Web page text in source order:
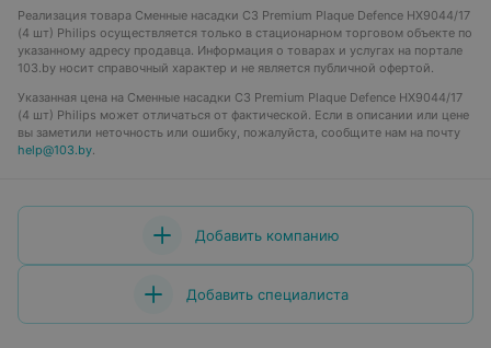
Реализация товара Сменные насадки C3 Premium Plaque Defence HX9044/17
(4 шт) Philips осуществляется только в стационарном торговом объекте по
указанному адресу продавца. Информация о товарах и услугах на портале
103.by носит справочный характер и не является публичной офертой.
Указанная цена на Сменные насадки C3 Premium Plaque Defence HX9044/17
(4 шт) Philips может отличаться от фактической. Если в описании или цене
вы заметили неточность или ошибку, пожалуйста, сообщите нам на почту
help@103.by.
Добавить компанию
Добавить специалиста